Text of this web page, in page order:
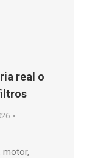
real o
motor,